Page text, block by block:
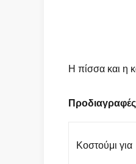
Η πίσσα και η
Προδιαγραφές
Κοστούμι για